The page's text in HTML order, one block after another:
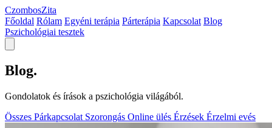
CzombosZita
Főoldal Rólam Egyéni terápia Párterápia Kapcsolat Blog
Pszichológiai tesztek
Blog.
Gondolatok és írások a pszichológia világából.
Összes Párkapcsolat Szorongás Online ülés Érzések Érzelmi evés